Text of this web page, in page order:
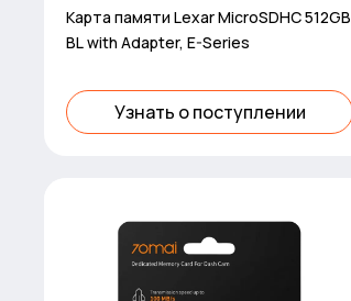
Карта памяти Lexar MicroSDHC 512GB
BL with Adapter, E-Series
Узнать о поступлении